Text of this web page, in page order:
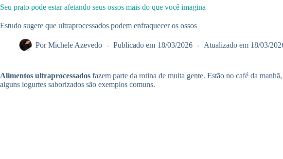
Seu prato pode estar afetando seus ossos mais do que você imagina
Estudo sugere que ultraprocessados podem enfraquecer os ossos
Por Michele Azevedo Publicado em 18/03/2026 Atualizado em 18/03/
Alimentos ultraprocessados fazem parte da rotina de muita gente. Estão no café da
alguns iogurtes saborizados são exemplos comuns.